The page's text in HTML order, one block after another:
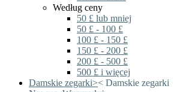
Według ceny
50 £ lub mniej
50 £ - 100 £
100 £ - 150 £
150 £ - 200 £
200 £ - 500 £
500 £ i więcej
Damskie zegarki>< Damskie zegarki